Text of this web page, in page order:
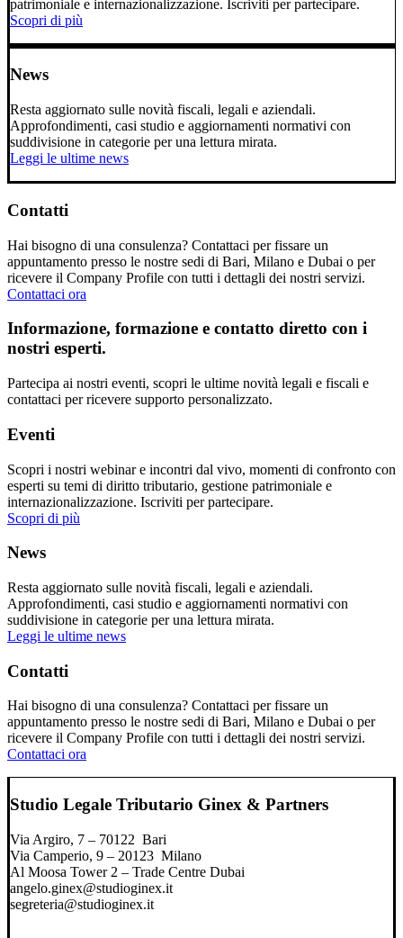
patrimoniale e internazionalizzazione. Iscriviti per partecipare.
Scopri di più
News
Resta aggiornato sulle novità fiscali, legali e aziendali.
Approfondimenti, casi studio e aggiornamenti normativi con
suddivisione in categorie per una lettura mirata.
Leggi le ultime news
Contatti
Hai bisogno di una consulenza? Contattaci per fissare un
appuntamento presso le nostre sedi di Bari, Milano e Dubai o per
ricevere il Company Profile con tutti i dettagli dei nostri servizi.
Contattaci ora
Informazione, formazione e contatto diretto con i
nostri esperti.
Partecipa ai nostri eventi, scopri le ultime novità legali e fiscali e
contattaci per ricevere supporto personalizzato.
Eventi
Scopri i nostri webinar e incontri dal vivo, momenti di confronto con
esperti su temi di diritto tributario, gestione patrimoniale e
internazionalizzazione. Iscriviti per partecipare.
Scopri di più
News
Resta aggiornato sulle novità fiscali, legali e aziendali.
Approfondimenti, casi studio e aggiornamenti normativi con
suddivisione in categorie per una lettura mirata.
Leggi le ultime news
Contatti
Hai bisogno di una consulenza? Contattaci per fissare un
appuntamento presso le nostre sedi di Bari, Milano e Dubai o per
ricevere il Company Profile con tutti i dettagli dei nostri servizi.
Contattaci ora
Studio Legale Tributario Ginex & Partners
Via Argiro, 7 – 70122 Bari
Via Camperio, 9 – 20123 Milano
Al Moosa Tower 2 – Trade Centre Dubai
angelo.ginex@studioginex.it
segreteria@studioginex.it